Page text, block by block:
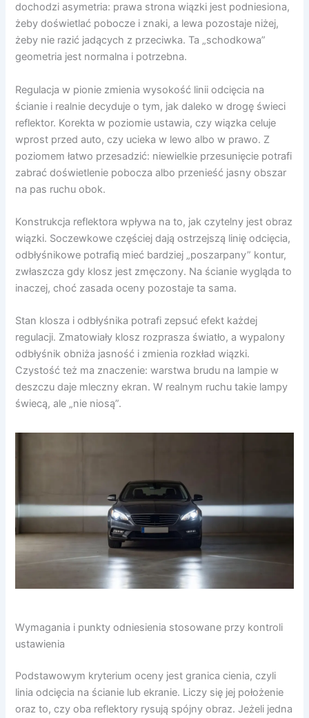
dochodzi asymetria: prawa strona wiązki jest podniesiona,
żeby doświetlać pobocze i znaki, a lewa pozostaje niżej,
żeby nie razić jadących z przeciwka. Ta „schodkowa”
geometria jest normalna i potrzebna.
Regulacja w pionie zmienia wysokość linii odcięcia na
ścianie i realnie decyduje o tym, jak daleko w drogę świeci
reflektor. Korekta w poziomie ustawia, czy wiązka celuje
wprost przed auto, czy ucieka w lewo albo w prawo. Z
poziomem łatwo przesadzić: niewielkie przesunięcie potrafi
zabrać doświetlenie pobocza albo przenieść jasny obszar
na pas ruchu obok.
Konstrukcja reflektora wpływa na to, jak czytelny jest obraz
wiązki. Soczewkowe częściej dają ostrzejszą linię odcięcia,
odbłyśnikowe potrafią mieć bardziej „poszarpany” kontur,
zwłaszcza gdy klosz jest zmęczony. Na ścianie wygląda to
inaczej, choć zasada oceny pozostaje ta sama.
Stan klosza i odbłyśnika potrafi zepsuć efekt każdej
regulacji. Zmatowiały klosz rozprasza światło, a wypalony
odbłyśnik obniża jasność i zmienia rozkład wiązki.
Czystość też ma znaczenie: warstwa brudu na lampie w
deszczu daje mleczny ekran. W realnym ruchu takie lampy
świecą, ale „nie niosą”.
Wymagania i punkty odniesienia stosowane przy kontroli
ustawienia
Podstawowym kryterium oceny jest granica cienia, czyli
linia odcięcia na ścianie lub ekranie. Liczy się jej położenie
oraz to, czy oba reflektory rysują spójny obraz. Jeżeli jedna